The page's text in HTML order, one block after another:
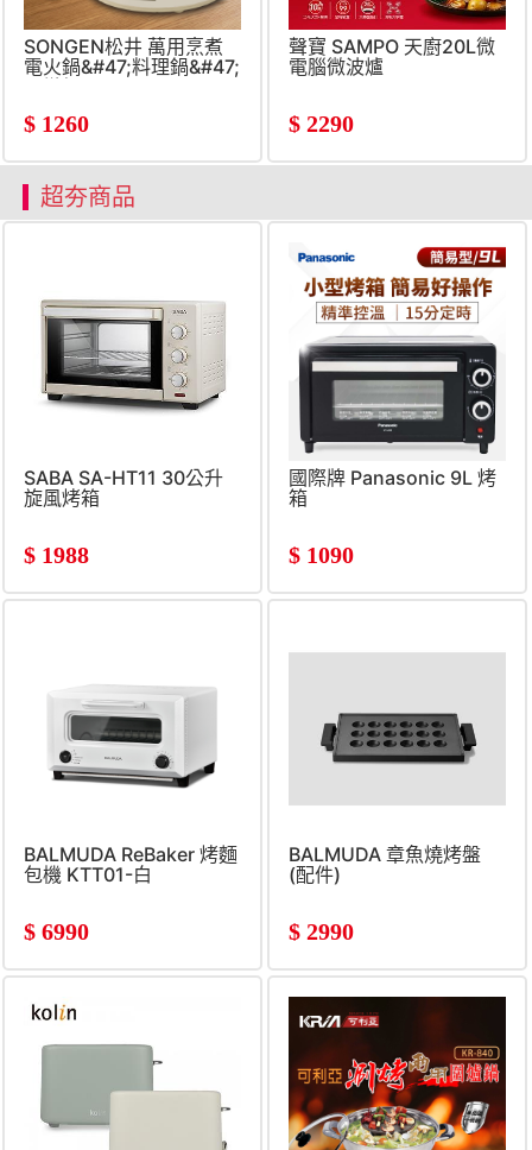
SONGEN松井 萬用烹煮
電火鍋&#47;料理鍋&#47;
電燉鍋
$ 1260
聲寶 SAMPO 天廚20L微
電腦微波爐
$ 2290
超夯商品
SABA SA-HT11 30公升
旋風烤箱
$ 1988
國際牌 Panasonic 9L 烤
箱
$ 1090
BALMUDA ReBaker 烤麵
包機 KTT01-白
$ 6990
BALMUDA 章魚燒烤盤
(配件)
$ 2990